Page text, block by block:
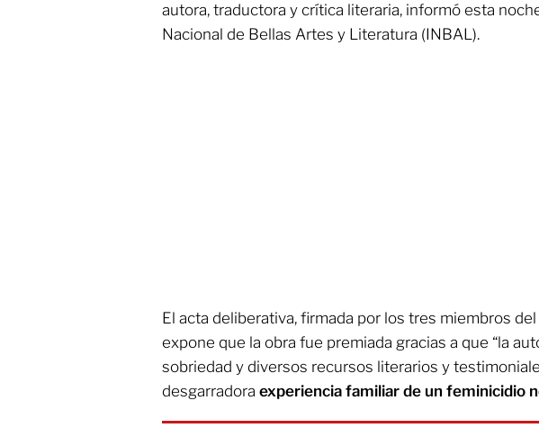
autora, traductora y crítica literaria, informó esta
Nacional de Bellas Artes y Literatura (INBAL).
El acta deliberativa, firmada por los tres miembros del
expone que la obra fue premiada gracias a que “la
sobriedad y diversos recursos literarios y
desgarradora experiencia familiar de un feminicidio